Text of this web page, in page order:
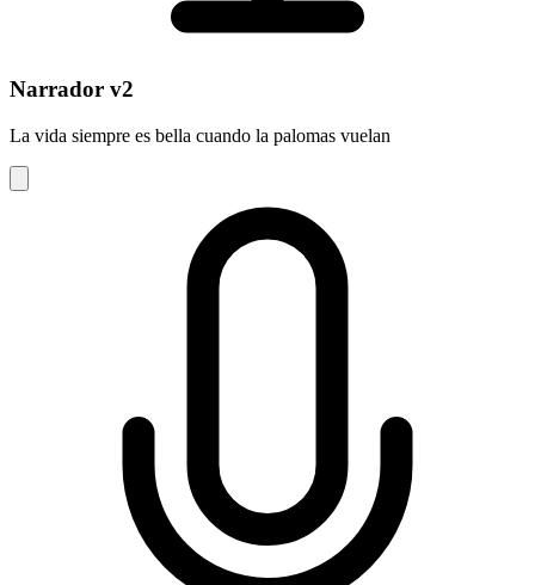
Narrador v2
La vida siempre es bella cuando la palomas vuelan